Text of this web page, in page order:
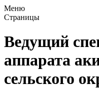
Меню
Страницы
Ведущий
аппарата
сельского